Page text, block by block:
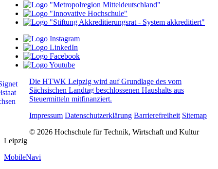
Die HTWK Leipzig wird auf Grundlage des vom
Sächsischen Landtag beschlossenen Haushalts aus
Steuermitteln mitfinanziert.
Impressum Datenschutzerklärung Barrierefreiheit Sitemap
© 2026 Hochschule für Technik, Wirtschaft und Kultur
Leipzig
MobileNavi